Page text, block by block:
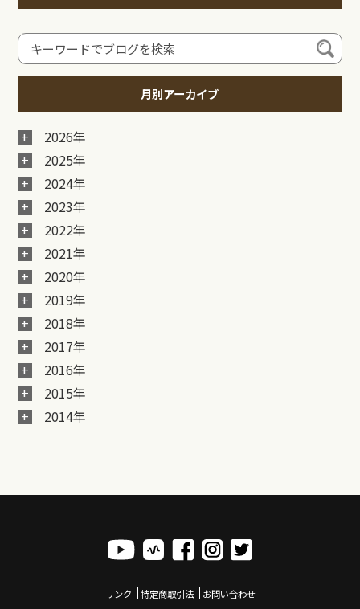
月別アーカイブ
2026年
2025年
2024年
2023年
2022年
2021年
2020年
2019年
2018年
2017年
2016年
2015年
2014年
リンク 特定商取引法 お問い合わせ